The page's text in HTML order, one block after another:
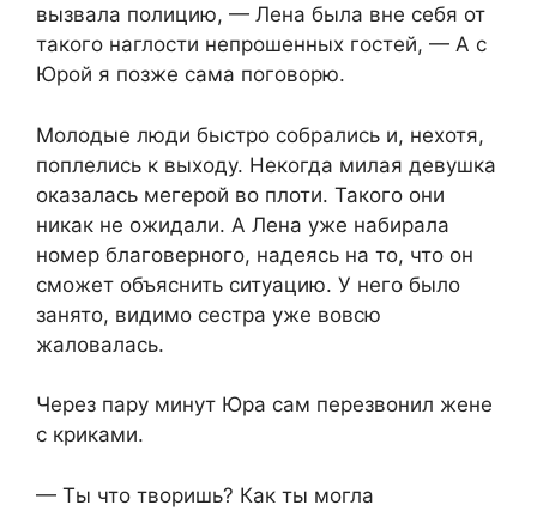
вызвала полицию, — Лена была вне себя от
такого наглости непрошенных гостей, — А с
Юрой я позже сама поговорю.
Молодые люди быстро собрались и, нехотя,
поплелись к выходу. Некогда милая девушка
оказалась мегерой во плоти. Такого они
никак не ожидали. А Лена уже набирала
номер благоверного, надеясь на то, что он
сможет объяснить ситуацию. У него было
занято, видимо сестра уже вовсю
жаловалась.
Через пару минут Юра сам перезвонил жене
с криками.
— Ты что творишь? Как ты могла